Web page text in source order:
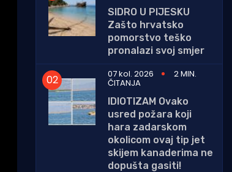
SIDRO U PIJESKU
Zašto hrvatsko
pomorstvo teško
pronalazi svoj smjer
07 kol. 2026
2 MIN.
ČITANJA
IDIOTIZAM Ovako
usred požara koji
hara zadarskom
okolicom ovaj tip jet
skijem kanaderima ne
dopušta gasiti!